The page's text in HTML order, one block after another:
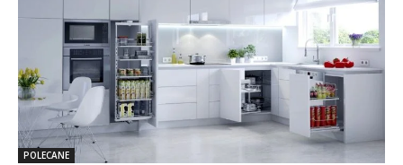
POLECANE